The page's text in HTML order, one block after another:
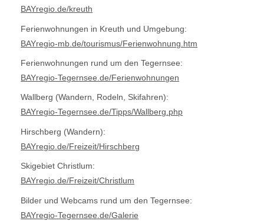
BAYregio.de/kreuth
Ferienwohnungen in Kreuth und Umgebung:
BAYregio-mb.de/tourismus/Ferienwohnung.htm
Ferienwohnungen rund um den Tegernsee:
BAYregio-Tegernsee.de/Ferienwohnungen
Wallberg (Wandern, Rodeln, Skifahren):
BAYregio-Tegernsee.de/Tipps/Wallberg.php
Hirschberg (Wandern):
BAYregio.de/Freizeit/Hirschberg
Skigebiet Christlum:
BAYregio.de/Freizeit/Christlum
Bilder und Webcams rund um den Tegernsee:
BAYregio-Tegernsee.de/Galerie